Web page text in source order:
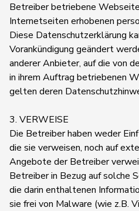
Betreiber betriebene
Internetseiten erhobenen
Diese Datenschutzerklärung
Vorankündigung geändert
anderer Anbieter, auf die von
in ihrem Auftrag betriebenen
gelten deren
3. VERWEISE
Die Betreiber haben weder
die sie verweisen, noch auf
Angebote der Betreiber
Betreiber in Bezug auf solche
die darin enthaltenen
sie frei von Malware (wie z.B.